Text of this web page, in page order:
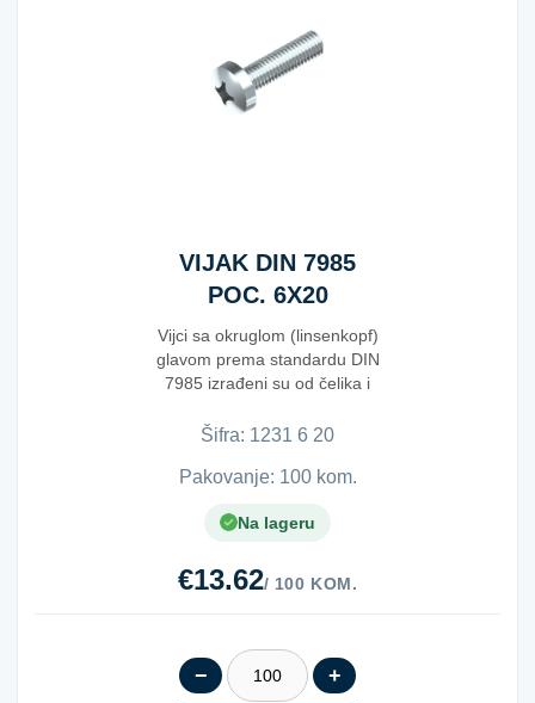
VIJAK DIN 7985
POC. 6X20
Vijci sa okruglom (linsenkopf)
glavom prema standardu DIN
7985 izrađeni su od čelika i
Šifra: 1​2​3​1​ ​6​ ​2​0​
Pakovanje: 100 kom.
Na lageru
€13.62/ 100 KOM.
− +